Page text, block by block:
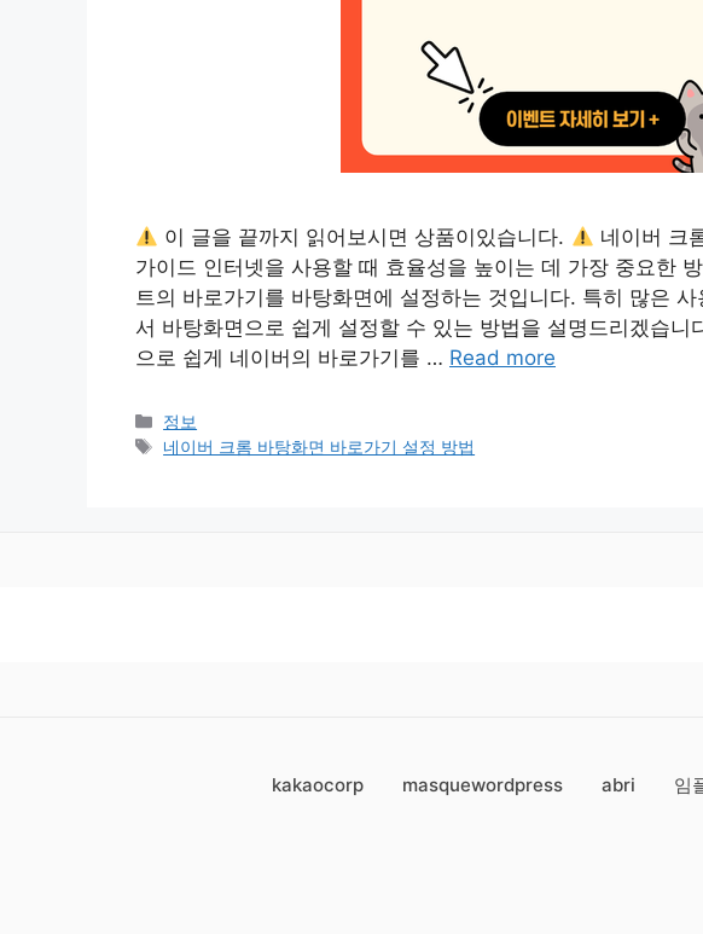
이 글을 끝까지 읽어보시면 상품이있습니다.
네이버 크
가이드 인터넷을 사용할 때 효율성을 높이는 데 가장 중요한
트의 바로가기를 바탕화면에 설정하는 것입니다. 특히 많은
서 바탕화면으로 쉽게 설정할 수 있는 방법을 설명드리겠습
으로 쉽게 네이버의 바로가기를 … Read more
카
테
정보
태
네이버 크롬 바탕화면 바로가기 설정 방법
kakaocorp masquewordpress abri 임